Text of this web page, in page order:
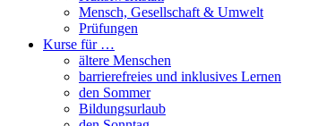
Mensch, Gesellschaft & Umwelt
Prüfungen
Kurse für …
ältere Menschen
barrierefreies und inklusives Lernen
den Sommer
Bildungsurlaub